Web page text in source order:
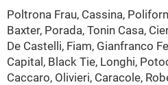
Poltrona Frau, Cassina,
Baxter, Porada, Tonin Casa,
De Castelli, Fiam, Gianfranco
Capital, Black Tie, Longhi,
Caccaro, Olivieri, Caracole,